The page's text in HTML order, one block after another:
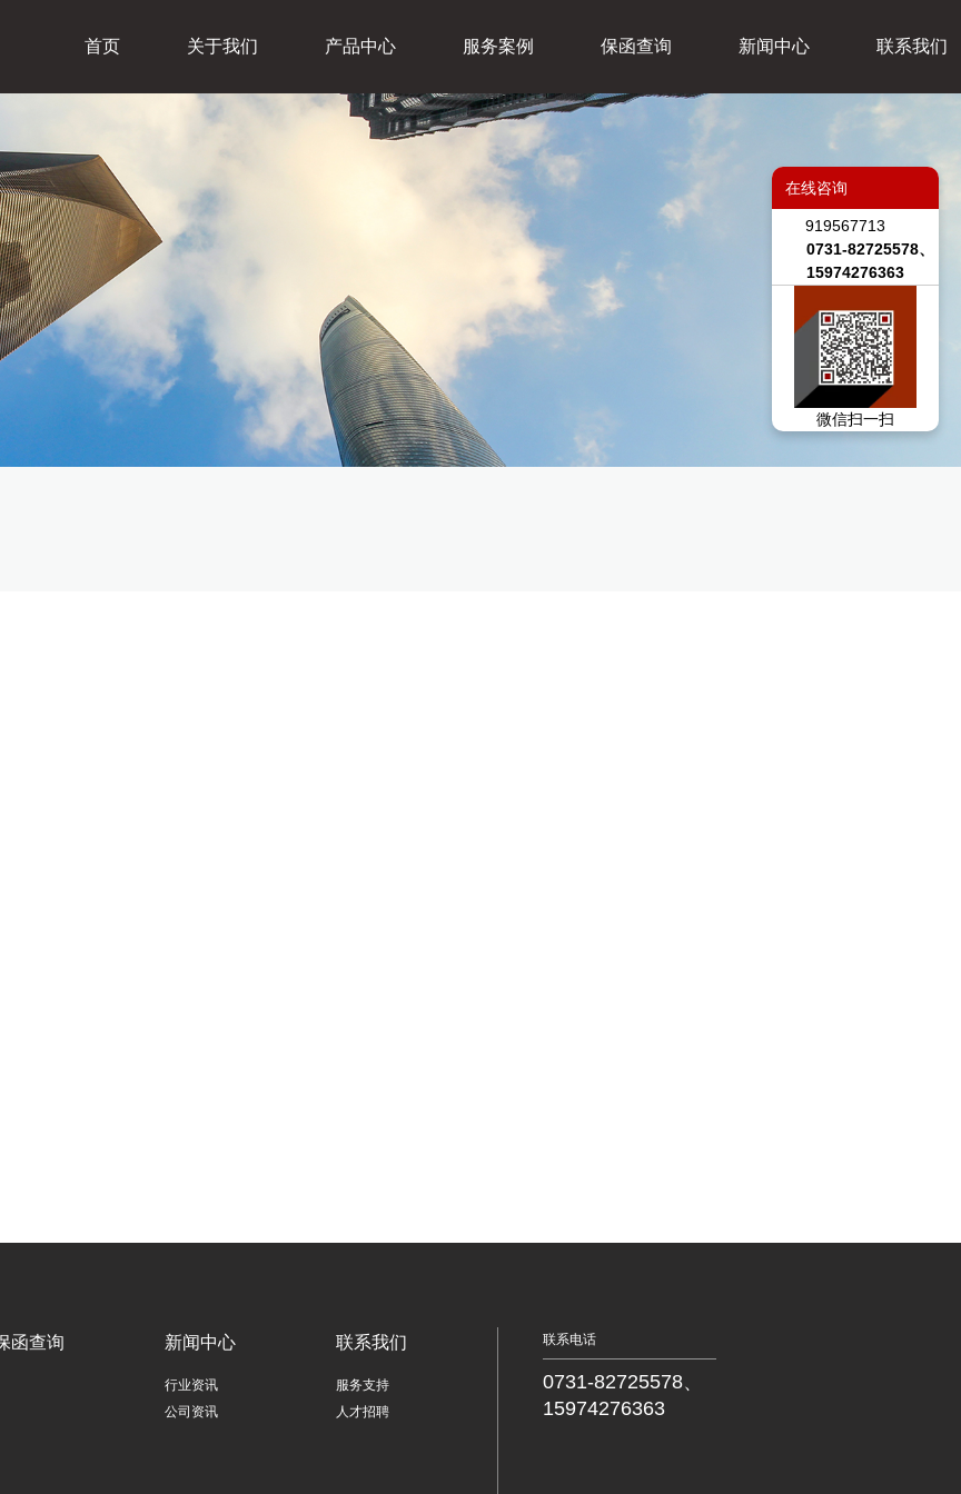
在线咨询
919567713
0731-82725578、
15974276363
微信扫一扫
首页 关于我们 产品中心 服务案例 保函查询 新闻中心 联系我们
函查询 新闻中心
行业资讯
公司资讯
联系我们
服务支持
人才招聘
联系电话
0731-82725578、
15974276363